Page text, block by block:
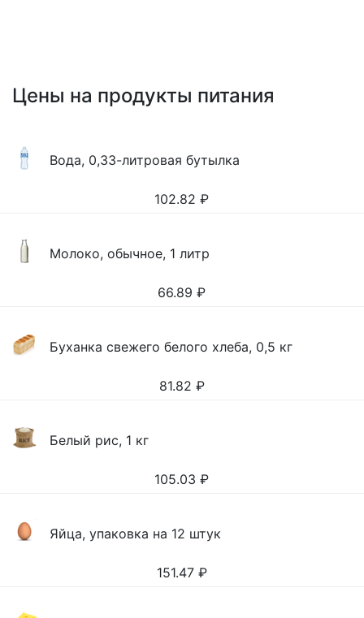
Цены на продукты питания
Вода, 0,33-литровая бутылка
102.82 ₽
Молоко, обычное, 1 литр
66.89 ₽
Буханка свежего белого хлеба, 0,5 кг
81.82 ₽
Белый рис, 1 кг
105.03 ₽
Яйца, упаковка на 12 штук
151.47 ₽